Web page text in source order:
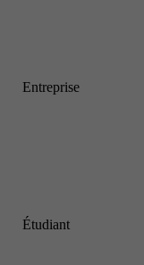
Entreprise
Étudiant